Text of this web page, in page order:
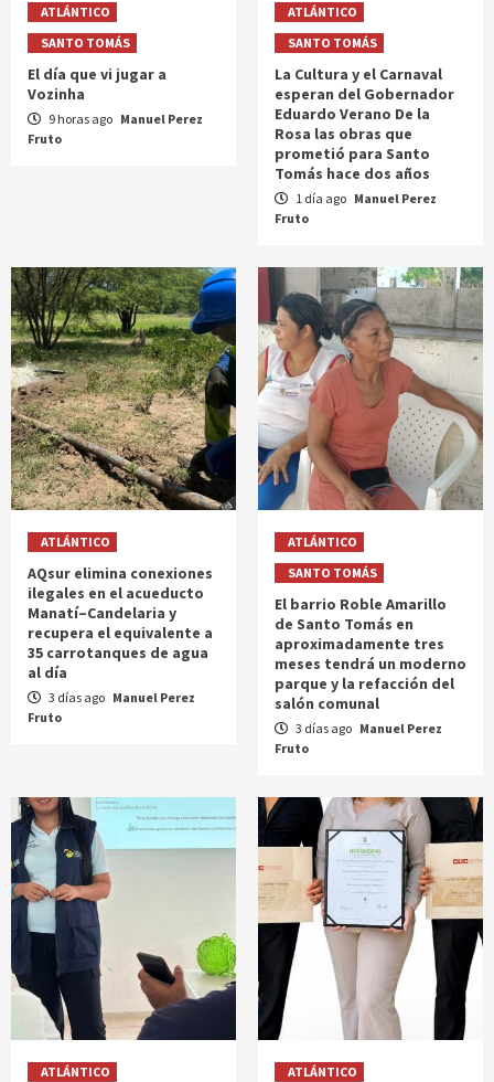
ATLÁNTICO
SANTO TOMÁS
El día que vi jugar a
Vozinha
9 horas ago Manuel Perez
Fruto
ATLÁNTICO
SANTO TOMÁS
La Cultura y el Carnaval
esperan del Gobernador
Eduardo Verano De la
Rosa las obras que
prometió para Santo
Tomás hace dos años
1 día ago Manuel Perez
Fruto
ATLÁNTICO
AQsur elimina conexiones
ilegales en el acueducto
Manatí–Candelaria y
recupera el equivalente a
35 carrotanques de agua
al día
3 días ago Manuel Perez
Fruto
ATLÁNTICO
SANTO TOMÁS
El barrio Roble Amarillo
de Santo Tomás en
aproximadamente tres
meses tendrá un moderno
parque y la refacción del
salón comunal
3 días ago Manuel Perez
Fruto
ATLÁNTICO
ATLÁNTICO